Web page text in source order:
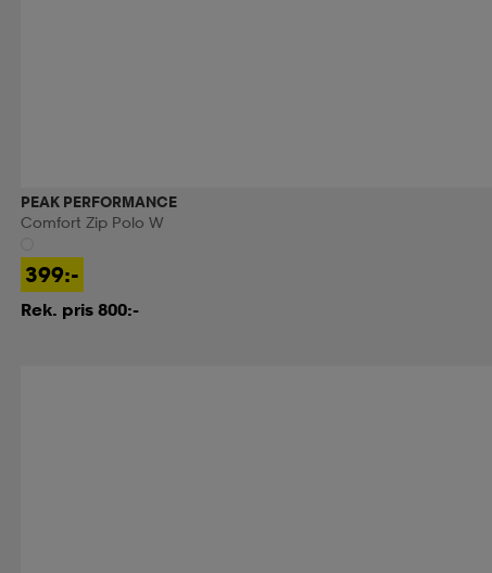
PEAK PERFORMANCE
Comfort Zip Polo W
399:-
Rek. pris 800:-